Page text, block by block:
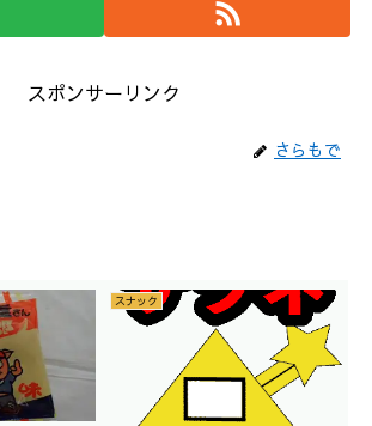
スポンサーリンク
さらもで
スナック